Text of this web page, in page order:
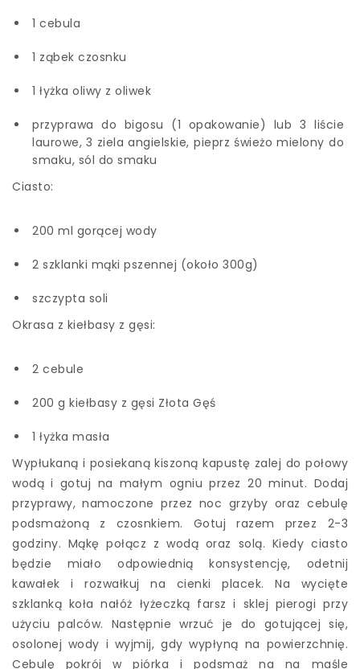
1 cebula
1 ząbek czosnku
1 łyżka oliwy z oliwek
przyprawa do bigosu (1 opakowanie) lub 3 liście
laurowe, 3 ziela angielskie, pieprz świeżo mielony do
smaku, sól do smaku
Ciasto:
200 ml gorącej wody
2 szklanki mąki pszennej (około 300g)
szczypta soli
Okrasa z kiełbasy z gęsi:
2 cebule
200 g kiełbasy z gęsi Złota Gęś
1 łyżka masła
Wypłukaną i posiekaną kiszoną kapustę zalej do połowy
wodą i gotuj na małym ogniu przez 20 minut. Dodaj
przyprawy, namoczone przez noc grzyby oraz cebulę
podsmażoną z czosnkiem. Gotuj razem przez 2-3
godziny. Mąkę połącz z wodą oraz solą. Kiedy ciasto
będzie miało odpowiednią konsystencję, odetnij
kawałek i rozwałkuj na cienki placek. Na wycięte
szklanką koła nałóż łyżeczką farsz i sklej pierogi przy
użyciu palców. Następnie wrzuć je do gotującej się,
osolonej wody i wyjmij, gdy wypłyną na powierzchnię.
Cebulę pokrój w piórka i podsmaż na na maśle